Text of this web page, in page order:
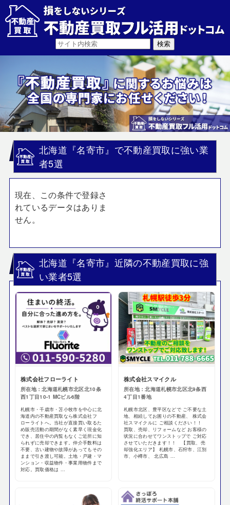
北海道『名寄市』で不動産買取に強い業
者5選
現在、この条件で登録さ
れているデータはありま
せん。
北海道『名寄市』近隣の不動産買取に強
い業者5選
株式会社フローライト
所在地：北海道札幌市北区北10条
西1丁目10-1 MCビル6階
札幌市・千歳市・苫小牧市を中心に北
海道内の不動産買取なら株式会社フ
ローライトへ。当社が直接買い取るた
め販売活動の期間がなく素早く現金化
でき、居住中の内覧もなくご近所に知
られずに売却できます。仲介手数料は
不要、古い建物や故障があってもその
ままで引き渡し可能。土地・戸建・マ
ンション・収益物件・事業用物件まで
対応。買取価格は ...
株式会社スマイクル
所在地：北海道札幌市北区北9条西
4丁目1番地
札幌市北区、豊平区などで ご不要な土
地、相続してお困りの不動産、 株式会
社スマイクルに ご相談ください！！
買取、売却、リフォームなど お客様の
状況に合わせてワンストップで ご対応
させていただきます！！ 【買取、売
却強化エリア】 札幌市、石狩市、江別
市、小樽市、 北広島 ...